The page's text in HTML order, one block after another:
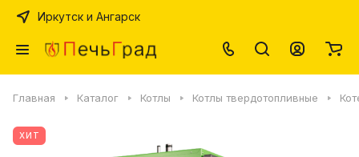
Иркутск и Ангарск
Главная Каталог Котлы Котлы твердотопливные
ХИТ